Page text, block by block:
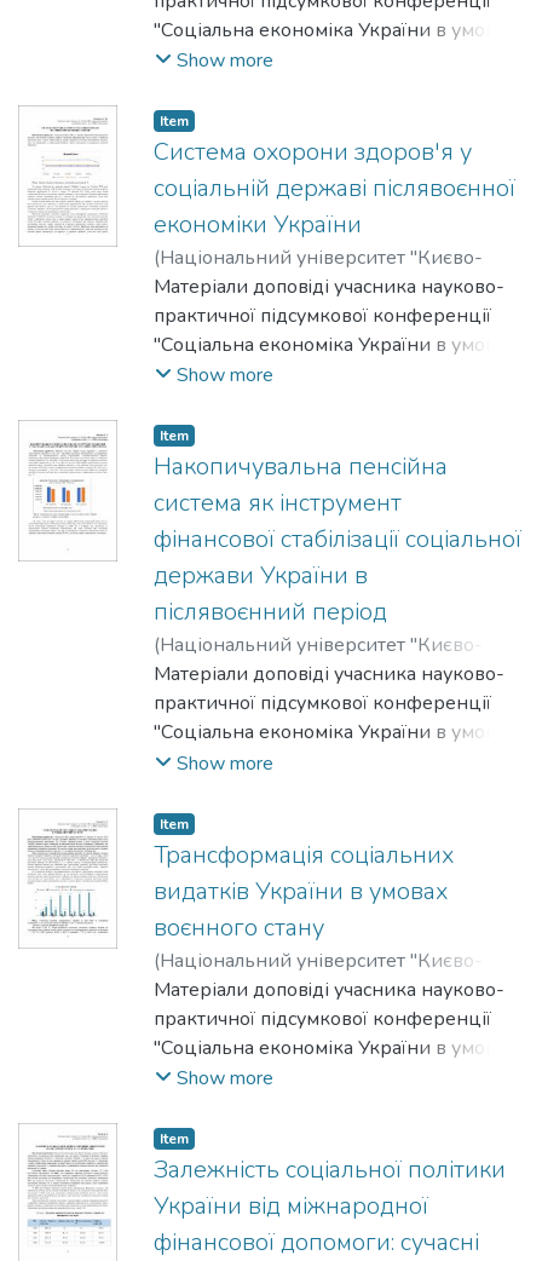
"Соціальна економіка України в умовах
війни та повоєнного відновлення:
дисципліни "Соціальна економіка", що
відбулася 23 квітня 2026 року.
Show more
Item
Система охорони здоров'я у
соціальній державі післявоєнної
економіки України
(Національний університет "Києво-
Могилянська академія",2026)
Комарець, Катерина
Матеріали доповiді учасника науково-
практичної підсумкової конференції
"Соціальна економіка України в умовах
війни та повоєнного відновлення:
дисципліни "Соціальна економіка", що
відбулася 23 квітня 2026 року.
Show more
Item
Накопичувальна пенсійна
система як інструмент
фінансової стабілізації соціальної
держави України в
післявоєнний період
(Національний університет "Києво-
Могилянська академія",2026)Кордон,
Дарина
Матеріали доповiді учасника науково-
практичної підсумкової конференції
"Соціальна економіка України в умовах
війни та повоєнного відновлення:
дисципліни "Соціальна економіка", що
відбулася 23 квітня 2026 року.
Show more
Item
Трансформація соціальних
видатків України в умовах
воєнного стану
(Національний університет "Києво-
Могилянська академія",2026)Лялька,
Ольга
Матеріали доповiді учасника науково-
практичної підсумкової конференції
"Соціальна економіка України в умовах
війни та повоєнного відновлення:
дисципліни "Соціальна економіка", що
відбулася 23 квітня 2026 року.
Show more
Item
Залежність соціальної політики
України від міжнародної
фінансової допомоги: сучасні